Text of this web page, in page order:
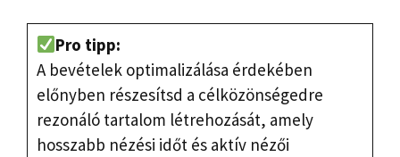
Pro tipp:
A bevételek optimalizálása érdekében
előnyben részesítsd a célközönségedre
rezonáló tartalom létrehozását, amely
hosszabb nézési időt és aktív nézői